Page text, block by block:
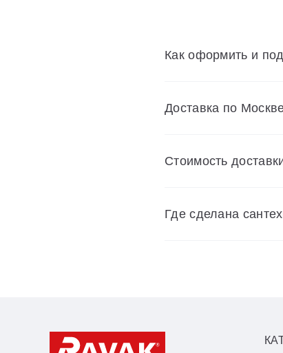
Как оформить и
Доставка по
Cтоимость
Где сделана